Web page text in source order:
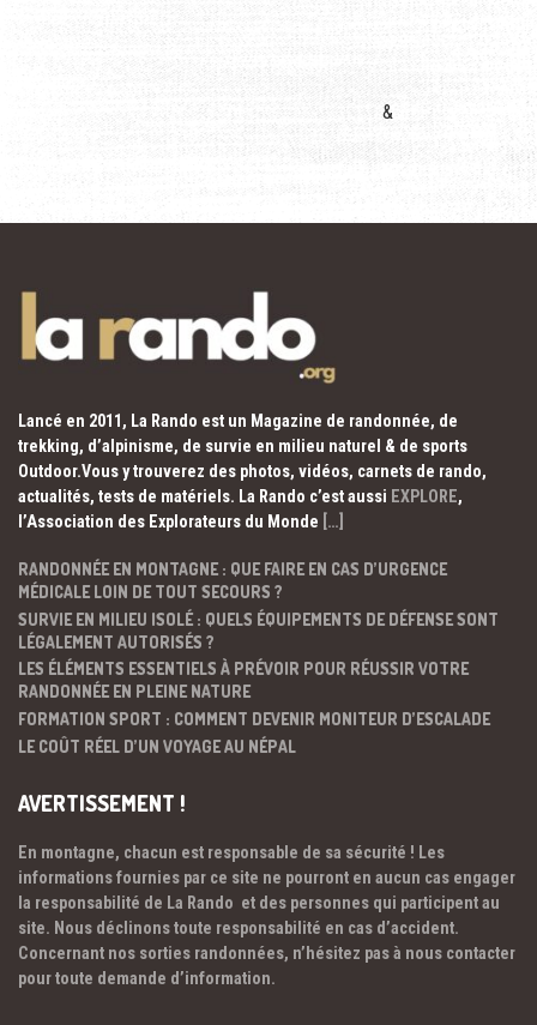
&
Lancé en 2011, La Rando est un Magazine de randonnée, de
trekking, d’alpinisme, de survie en milieu naturel & de sports
Outdoor.Vous y trouverez des photos, vidéos, carnets de rando,
actualités, tests de matériels. La Rando c’est aussi EXPLORE,
l’Association des Explorateurs du Monde […]
RANDONNÉE EN MONTAGNE : QUE FAIRE EN CAS D’URGENCE
MÉDICALE LOIN DE TOUT SECOURS ?
SURVIE EN MILIEU ISOLÉ : QUELS ÉQUIPEMENTS DE DÉFENSE SONT
LÉGALEMENT AUTORISÉS ?
LES ÉLÉMENTS ESSENTIELS À PRÉVOIR POUR RÉUSSIR VOTRE
RANDONNÉE EN PLEINE NATURE
FORMATION SPORT : COMMENT DEVENIR MONITEUR D’ESCALADE
LE COÛT RÉEL D’UN VOYAGE AU NÉPAL
AVERTISSEMENT !
En montagne, chacun est responsable de sa sécurité ! Les
informations fournies par ce site ne pourront en aucun cas engager
la responsabilité de La Rando et des personnes qui participent au
site. Nous déclinons toute responsabilité en cas d’accident.
Concernant nos sorties randonnées, n’hésitez pas à nous contacter
pour toute demande d’information.